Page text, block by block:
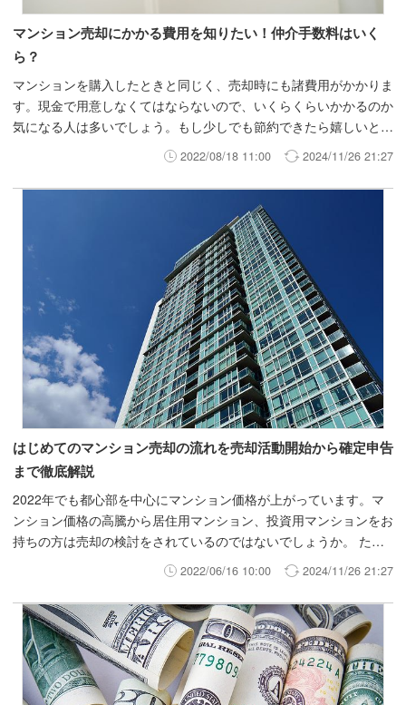
マンション売却にかかる費用を知りたい！仲介手数料はいく
ら？
マンションを購入したときと同じく、売却時にも諸費用がかかりま
す。現金で用意しなくてはならないので、いくらくらいかかるのか
気になる人は多いでしょう。もし少しでも節約できたら嬉しいと思
いませんか？ そこで今回は、マンション売却にかかる費用と目安
について、節約ポイントもあわせて解説します。ぜひ参考にしてく
ださい。 *お時間のない方へ、今保有している物件がどのくらいで
売却できそうか知りたい方はINVASEでは買取・仲介の両方から売
却活動をお手伝いさせていただいております。少しでも売却につい
て検討されているのであれば無料カウンセリング売却編をご利用く
2022/08/18 11:00 2024/11/26 21:27
はじめてのマンション売却の流れを売却活動開始から確定申告
まで徹底解説
2022年でも都心部を中心にマンション価格が上がっています。マ
ンション価格の高騰から居住用マンション、投資用マンションをお
持ちの方は売却の検討をされているのではないでしょうか。 た
だ、不動産は今日売ろうと思って明日売れるものでもありません。
また、少しでもスムーズに、そして高く売るためには売却の流れか
ら知っておく必要があります。 今回は、はじめてのマンション売
却の流れを売却活動開始から確定申告まで徹底解説していきます。
*お時間のない方へ、今保有している物件がどのくらいで売却でき
そうか知りたい方はINVASEでは買取・仲介の両方から売却活動を
お手伝いさせていただいております。少しでも売却について検討さ
2022/06/16 10:00 2024/11/26 21:27